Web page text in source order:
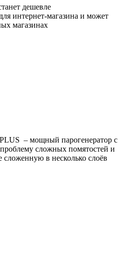
дешевле
интернет-магазина и может
магазинах
– мощный парогенератор с
сложных помятостей и
сложенную в несколько слоёв